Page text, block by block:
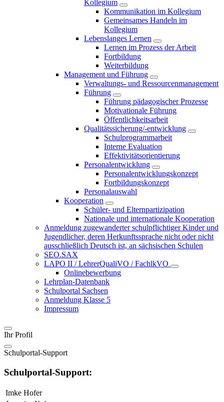
Kollegium
Kommunikation im Kollegium
Gemeinsames Handeln im
Kollegium
Lebenslanges Lernen
Lernen im Prozess der Arbeit
Fortbildung
Weiterbildung
Management und Führung
Verwaltungs- und Ressourcenmanagement
Führung
Führung pädagogischer Prozesse
Motivationale Führung
Öffentlichkeitsarbeit
Qualitätssicherung/-entwicklung
Schulprogrammarbeit
Interne Evaluation
Effektivitätsorientierung
Personalentwicklung
Personalentwicklungskonzept
Fortbildungskonzept
Personalauswahl
Kooperation
Schüler- und Elternpartizipation
Nationale und internationale Kooperation
Anmeldung zugewanderter schulpflichtiger Kinder und
Jugendlicher, deren Herkunftssprache nicht oder nicht
ausschließlich Deutsch ist, an sächsischen Schulen
SEO.SAX
LAPO II / LehrerQualiVO / FachlkVO
Onlinebewerbung
Lehrplan-Datenbank
Schulportal Sachsen
Anmeldung Klasse 5
Impressum
Ihr Profil
Schulportal-Support
Schulportal-Support:
Imke Hofer